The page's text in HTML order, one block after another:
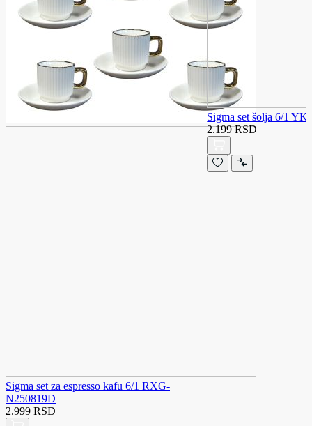
Sigma set za espresso kafu 6/1 RXG-
N250819D
2.999 RSD
Sigma set šolja 6/1
2.199 RSD